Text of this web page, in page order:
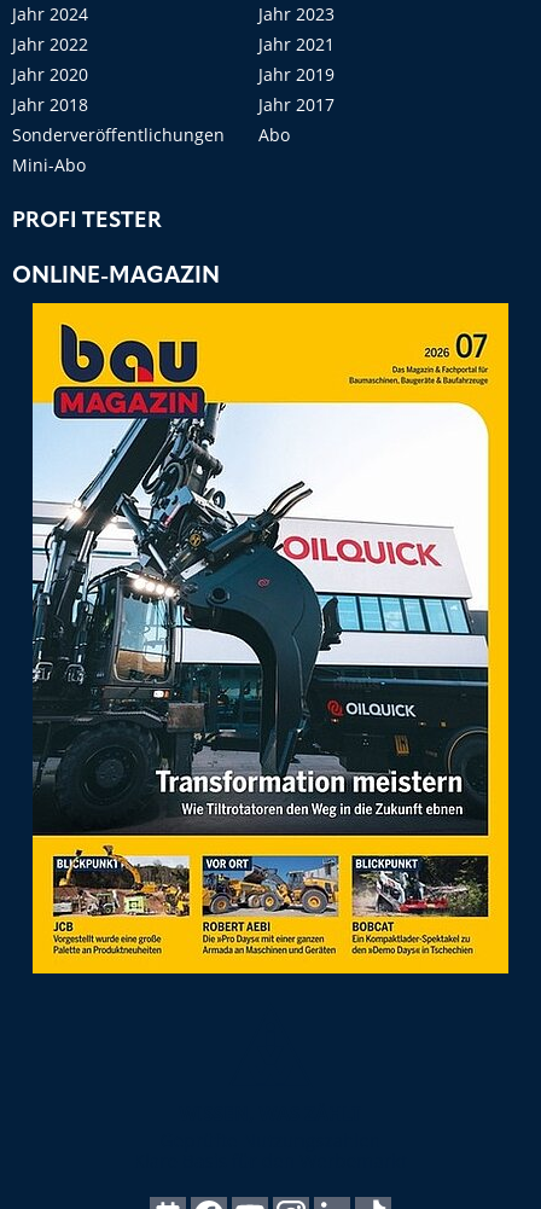
Jahr 2024
Jahr 2023
Jahr 2022
Jahr 2021
Jahr 2020
Jahr 2019
Jahr 2018
Jahr 2017
Sonderveröffentlichungen
Abo
Mini-Abo
PROFI TESTER
ONLINE-MAGAZIN